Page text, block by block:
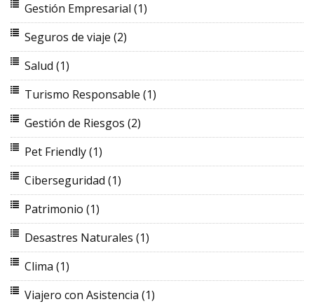
Gestión Empresarial (1)
Seguros de viaje (2)
Salud (1)
Turismo Responsable (1)
Gestión de Riesgos (2)
Pet Friendly(1)
Ciberseguridad (1)
Patrimonio (1)
Desastres Naturales (1)
Clima (1)
Viajero con Asistencia (1)